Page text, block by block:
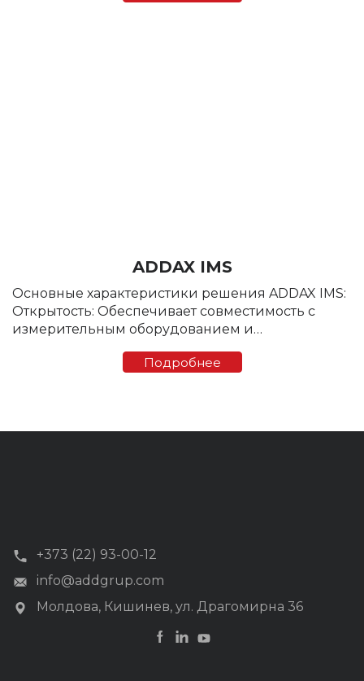
ADDAX IMS
Основные характеристики решения ADDAX IMS:
Открытость: Обеспечивает совместимость с
измерительным оборудованием и
программными компонентами AMR/AMM/AMI
Подробнее
+373 (22) 93-00-12
info@addgrup.com
Молдова, Кишинев, ул. Драгомирна 36